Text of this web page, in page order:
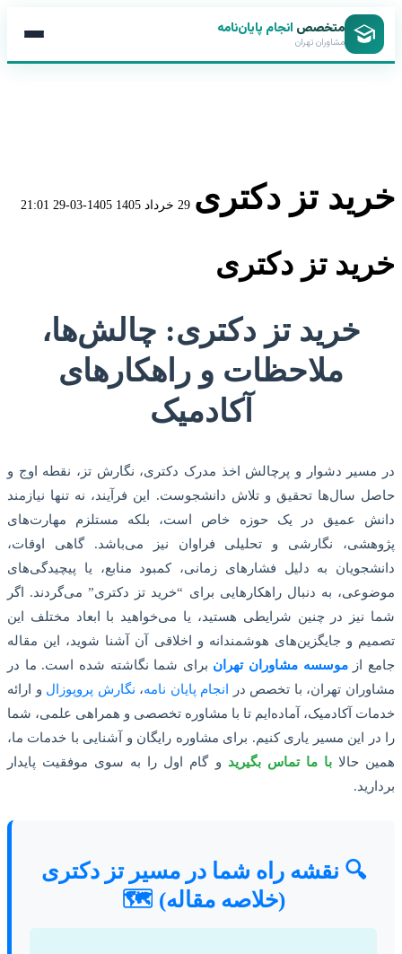
متخصص انجام پایان‌نامه
مشاوران تهران
خرید تز دکتری 29 خرداد 1405 1405-03-29 21:01
خرید تز دکتری
خرید تز دکتری: چالش‌ها،
ملاحظات و راهکارهای
آکادمیک
در مسیر دشوار و پرچالش اخذ مدرک دکتری، نگارش تز، نقطه اوج و
حاصل سال‌ها تحقیق و تلاش دانشجوست. این فرآیند، نه تنها نیازمند
دانش عمیق در یک حوزه خاص است، بلکه مستلزم مهارت‌های
پژوهشی، نگارشی و تحلیلی فراوان نیز می‌باشد. گاهی اوقات،
دانشجویان به دلیل فشارهای زمانی، کمبود منابع، یا پیچیدگی‌های
موضوعی، به دنبال راهکارهایی برای “خرید تز دکتری” می‌گردند. اگر
شما نیز در چنین شرایطی هستید، یا می‌خواهید با ابعاد مختلف این
تصمیم و جایگزین‌های هوشمندانه و اخلاقی آن آشنا شوید، این مقاله
جامع ازموسسه مشاوران تهران برای شما نگاشته شده است. ما در
مشاوران تهران، با تخصص در انجام پایان نامه، نگارش پروپوزال و ارائه
خدمات آکادمیک، آماده‌ایم تا با مشاوره تخصصی و همراهی علمی، شما
را در این مسیر یاری کنیم. برای مشاوره رایگان و آشنایی با خدمات ما،
همین حالابا ما تماس بگیرید و گام اول را به سوی موفقیت پایدار
بردارید.
🔍 نقشه راه شما در مسیر تز دکتری
(خلاصه مقاله) 🗺️